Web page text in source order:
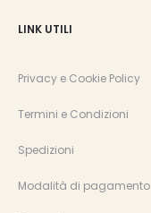
LINK UTILI
Privacy e Cookie Policy
Termini e Condizioni
Spedizioni
Modalità di pagamento